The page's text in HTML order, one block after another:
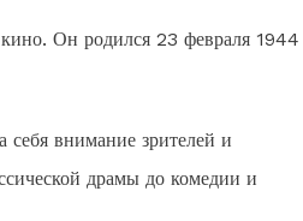
Он родился 23 февраля 1944
себя внимание зрителей и
драмы до комедии и